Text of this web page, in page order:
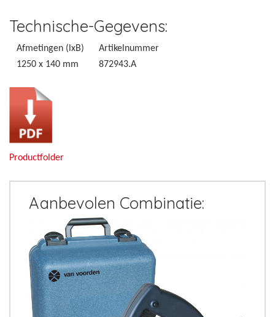
Technische-Gegevens:
Afmetingen (lxB)
Artikelnummer
1250 x 140 mm
872943.A
Productfolder
Aanbevolen Combinatie: